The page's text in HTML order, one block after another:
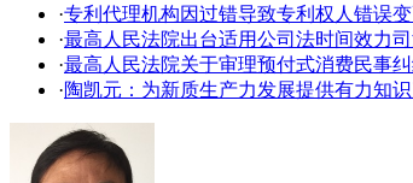
·专利代理机构因过错导致专利权人错误
·最高人民法院出台适用公司法时间效力
·最高人民法院关于审理预付式消费民事
·陶凯元：为新质生产力发展提供有力知